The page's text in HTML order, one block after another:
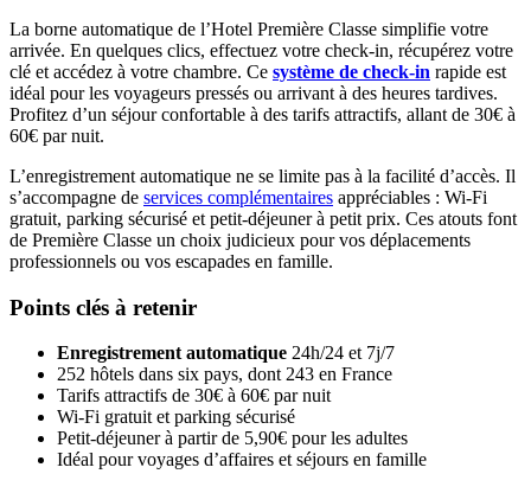
La borne automatique de l’Hotel Première Classe simplifie votre
arrivée. En quelques clics, effectuez votre check-in, récupérez votre
clé et accédez à votre chambre. Ce système de check-in rapide est
idéal pour les voyageurs pressés ou arrivant à des heures tardives.
Profitez d’un séjour confortable à des tarifs attractifs, allant de 30€ à
60€ par nuit.
L’enregistrement automatique ne se limite pas à la facilité d’accès. Il
s’accompagne de services complémentaires appréciables : Wi-Fi
gratuit, parking sécurisé et petit-déjeuner à petit prix. Ces atouts font
de Première Classe un choix judicieux pour vos déplacements
professionnels ou vos escapades en famille.
Points clés à retenir
Enregistrement automatique 24h/24 et 7j/7
252 hôtels dans six pays, dont 243 en France
Tarifs attractifs de 30€ à 60€ par nuit
Wi-Fi gratuit et parking sécurisé
Petit-déjeuner à partir de 5,90€ pour les adultes
Idéal pour voyages d’affaires et séjours en famille